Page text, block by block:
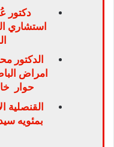
دكتور
استشاري
الدكتور
امراض
حوار
القنصلية
بمئويه